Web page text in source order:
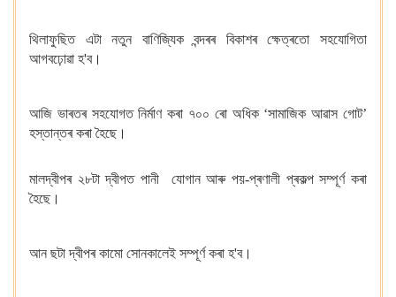
থিলাফুছিত এটা নতুন বাণিজ্যিক বন্দৰৰ বিকাশৰ ক্ষেত্ৰতো সহযোগিতা
আগবঢ়োৱা হ'ব।
আজি ভাৰতৰ সহযোগত নিৰ্মাণ কৰা ৭০০ ৰো অধিক ‘সামাজিক আৱাস গোট’
হস্তান্তৰ কৰা হৈছে।
মালদ্বীপৰ ২৮টা দ্বীপত পানী
যোগান আৰু পয়-প্ৰণালী প্ৰকল্প সম্পূৰ্ণ কৰা
হৈছে।
আন ছটা দ্বীপৰ কামো সোনকালেই সম্পূৰ্ণ কৰা হ'ব।